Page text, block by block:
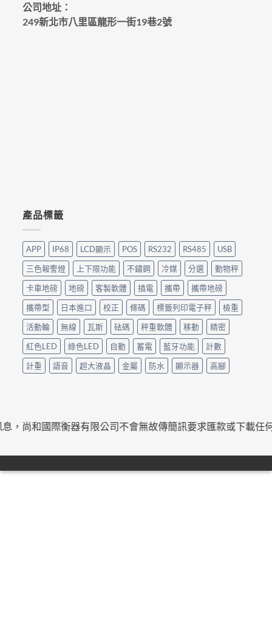
公司地址：
249新北市八里區龍形一街19巷2號
產品標籤
APP IP68 LCD顯示 POS RS232 RS485
USB
三色報警燈
上下限功能 不鏽鋼 冷媒 分選
動物秤
卡車地磅
地磅 客製軟體 插電 攜帶
攜帶地磅
攜帶型
日本進口 校正 條碼 標籤列印電子秤
檢重
活動輪
無線 瓦斯 砝碼 秤重軟體 移動
精密
紅色LED
綠色LED 自動 蓄電 藍牙功能
計數
計重
語音 超大液晶 金屬 防水 顯示器 高腳
和國際衡器有限公司不會無故傳簡訊要求匯款或下載任何東